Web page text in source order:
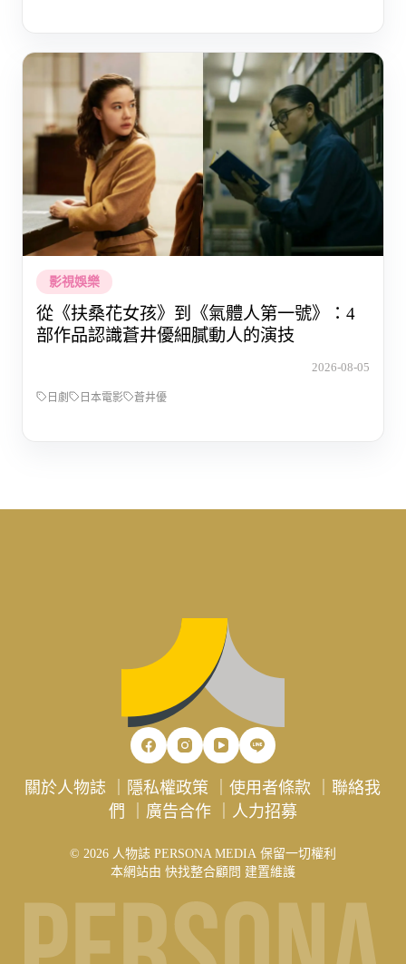
影視娛樂
從《扶桑花女孩》到《氣體人第一號》：4
部作品認識蒼井優細膩動人的演技
2026-08-05
日劇 日本電影 蒼井優
關於人物誌 隱私權政策 ｜使用者條款 ｜聯絡我
們
廣告合作｜ 人力招募
© 2026 人物誌 PERSONA MEDIA 保留一切權利
本網站由 快找整合顧問 建置維護